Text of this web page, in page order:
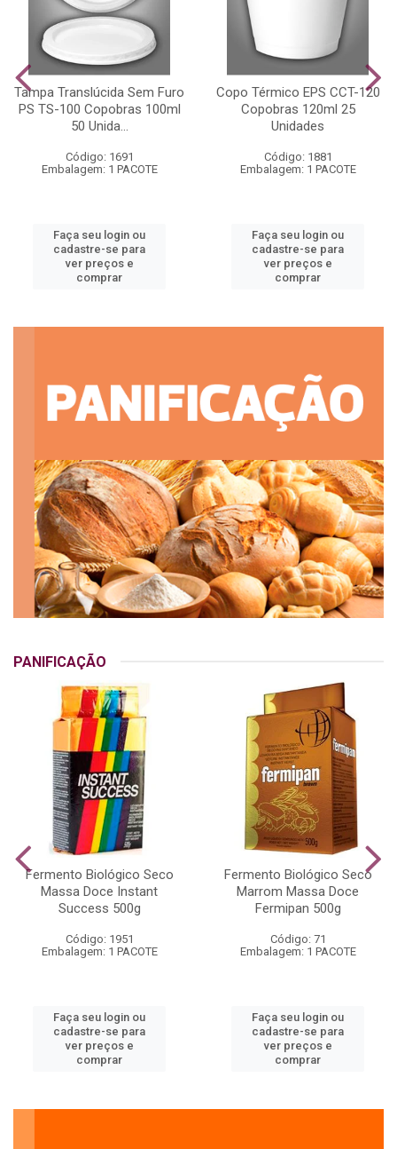
Tampa Translúcida Sem Furo
PS TS-100 Copobras 100ml
50 Unida...
Código: 1691
Embalagem: 1 PACOTE
Faça seu login ou
cadastre-se para
ver preços e
comprar
Copo Térmico EPS CCT-120
Copobras 120ml 25
Unidades
Código: 1881
Embalagem: 1 PACOTE
Faça seu login ou
cadastre-se para
ver preços e
comprar
PANIFICAÇÃO
Fermento Biológico Seco
Massa Doce Instant
Success 500g
Código: 1951
Embalagem: 1 PACOTE
Faça seu login ou
cadastre-se para
ver preços e
comprar
Fermento Biológico Seco
Marrom Massa Doce
Fermipan 500g
Código: 71
Embalagem: 1 PACOTE
Faça seu login ou
cadastre-se para
ver preços e
comprar